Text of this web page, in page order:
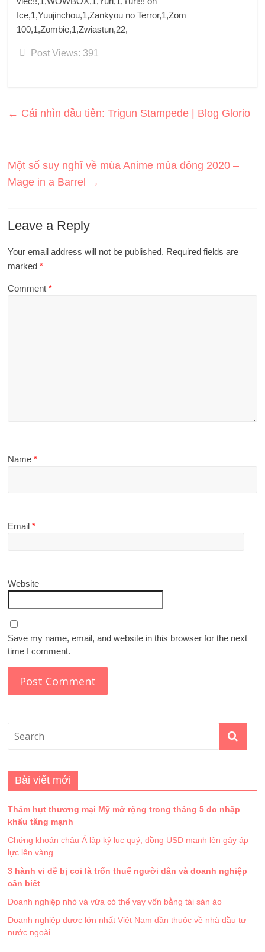
Ice,1,Yuujinchou,1,Zankyou no Terror,1,Zom
100,1,Zombie,1,Zwiastun,22,
Post Views: 391
← Cái nhìn đầu tiên: Trigun Stampede | Blog Glorio
Một số suy nghĩ về mùa Anime mùa đông 2020 –
Mage in a Barrel →
Leave a Reply
Your email address will not be published. Required fields are
marked*
Comment*
Name*
Email*
Website
Save my name, email, and website in this browser for the next
time I comment.
Bài viết mới
Thâm hụt thương mại Mỹ mở rộng trong tháng 5 do nhập
khẩu tăng mạnh
Chứng khoán châu Á lập kỷ lục quý, đồng USD mạnh lên gây áp
lực lên vàng
3 hành vi dễ bị coi là trốn thuế người dân và doanh nghiệp
cần biết
Doanh nghiệp nhỏ và vừa có thể vay vốn bằng tài sản ảo
Doanh nghiệp dược lớn nhất Việt Nam dần thuộc về nhà đầu tư
nước ngoài